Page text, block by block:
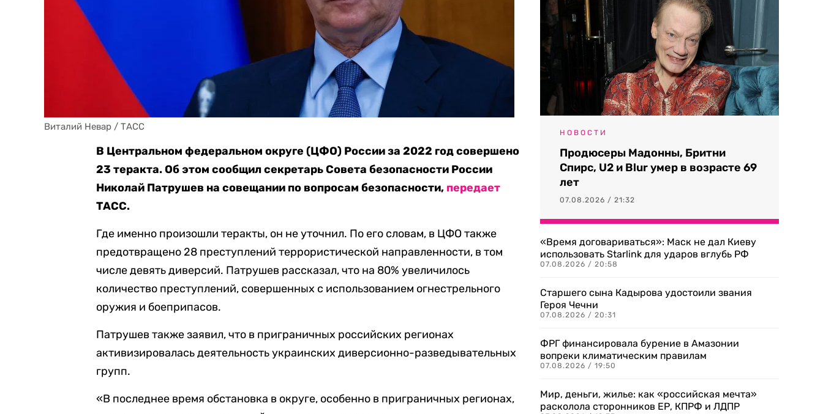
Виталий Невар / ТАСС
В Центральном федеральном округе (ЦФО) России за 2022 год совершено
23 теракта. Об этом сообщил секретарь Совета безопасности России
Николай Патрушев на совещании по вопросам безопасности, передает
ТАСС.
Где именно произошли теракты, он не уточнил. По его словам, в ЦФО также
предотвращено 28 преступлений террористической направленности, в том
числе девять диверсий. Патрушев рассказал, что на 80% увеличилось
количество преступлений, совершенных с использованием огнестрельного
оружия и боеприпасов.
Патрушев также заявил, что в приграничных российских регионах
активизировалась деятельность украинских диверсионно-разведывательных
групп.
«В последнее время обстановка в округе, особенно в приграничных регионах,
НОВОСТИ
Продюсеры Мадонны, Бритни
Спирс, U2 и Blur умер в возрасте 69
лет
07.08.2026 / 21:32
«Время договариваться»: Маск не дал Киеву
использовать Starlink для ударов вглубь РФ
07.08.2026 / 20:58
Старшего сына Кадырова удостоили звания
Героя Чечни
07.08.2026 / 20:31
ФРГ финансировала бурение в Амазонии
вопреки климатическим правилам
07.08.2026 / 19:50
Мир, деньги, жилье: как «российская мечта»
расколола сторонников ЕР, КПРФ и ЛДПР